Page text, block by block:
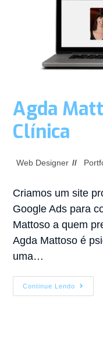
Agda
Clínica
Web Designer
Criamos um site
Google Ads para
Mattoso a quem
Agda Mattoso é
uma…
Continue Lendo